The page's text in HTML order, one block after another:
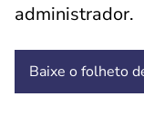
administrador.
Baixe o folheto